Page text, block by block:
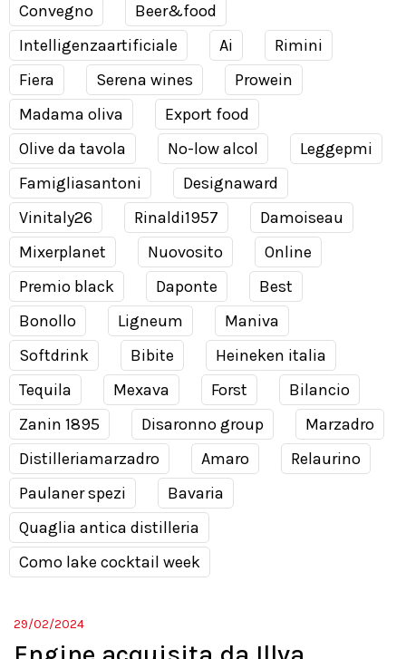
Convegno
Beer&food
Intelligenzaartificiale
Ai
Rimini
Fiera
Serena wines
Prowein
Madama oliva
Export food
Olive da tavola
No-low alcol
Leggepmi
Famigliasantoni
Designaward
Vinitaly26
Rinaldi1957
Damoiseau
Mixerplanet
Nuovosito
Online
Premio black
Daponte
Best
Bonollo
Ligneum
Maniva
Softdrink
Bibite
Heineken italia
Tequila
Mexava Forst
Bilancio
Zanin 1895
Disaronno group
Marzadro
Distilleriamarzadro
Amaro
Relaurino
Paulaner spezi
Bavaria
Quaglia antica distilleria
Como lake cocktail week
29/02/2024